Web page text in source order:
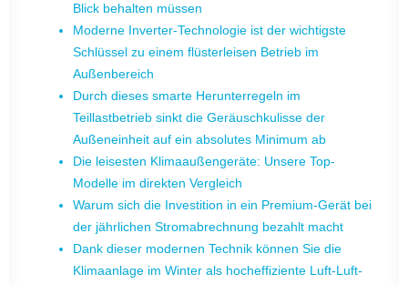
Blick behalten müssen
Moderne Inverter-Technologie ist der wichtigste
Schlüssel zu einem flüsterleisen Betrieb im
Außenbereich
Durch dieses smarte Herunterregeln im
Teillastbetrieb sinkt die Geräuschkulisse der
Außeneinheit auf ein absolutes Minimum ab
Die leisesten Klimaaußengeräte: Unsere Top-
Modelle im direkten Vergleich
Warum sich die Investition in ein Premium-Gerät bei
der jährlichen Stromabrechnung bezahlt macht
Dank dieser modernen Technik können Sie die
Klimaanlage im Winter als hocheffiziente Luft-Luft-